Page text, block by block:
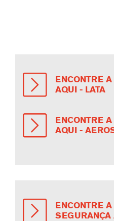
ENCONTRE
AQUI - LATA
ENCONTRE
AQUI -
ENCONTRE
SEGURANÇA